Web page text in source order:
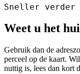
Sneller verder
Weet u het
Gebruik dan de
perceel op de kaart.
nuttig is, lees dan kort